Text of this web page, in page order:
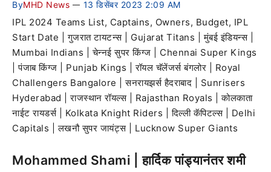
ByMHD News — 13 डिसेंबर 2023 2:09 AM
IPL 2024 Teams List, Captains, Owners, Budget, IPL
Start Date | गुजरात टायटन्स | Gujarat Titans | मुंबई इंडियन्स |
Mumbai Indians | चेन्नई सुपर किंग्ज | Chennai Super Kings
| पंजाब किंग्ज | Punjab Kings | रॉयल चॅलेंजर्स बंगलोर | Royal
Challengers Bangalore | सनरायझर्स हैदराबाद | Sunrisers
Hyderabad | राजस्थान रॉयल्स | Rajasthan Royals | कोलकाता
नाईट रायडर्स | Kolkata Knight Riders | दिल्ली कॅपिटल्स | Delhi
Capitals | लखनौ सुपर जायंट्स | Lucknow Super Giants
Mohammed Shami | हार्दिक पांड्यानंतर शमी